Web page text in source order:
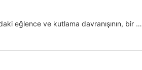
eğlence ve kutlama davranışının, bir …